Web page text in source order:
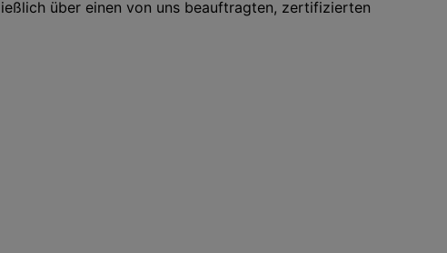
über einen von uns beauftragten, zertifizierten